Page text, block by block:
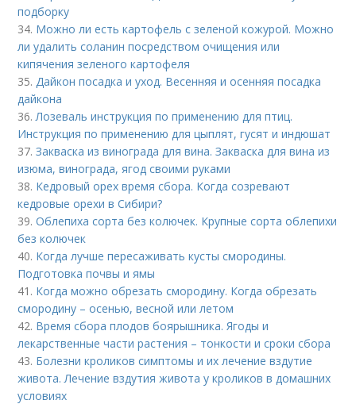
подборку
34. Можно ли есть картофель с зеленой кожурой. Можно
ли удалить соланин посредством очищения или
кипячения зеленого картофеля
35.Дайкон посадка и уход. Весенняя и осенняя посадка
дайкона
36.Лозеваль инструкция по применению для птиц.
Инструкция по применению для цыплят, гусят и индюшат
37.Закваска из винограда для вина. Закваска для вина из
изюма, винограда, ягод своими руками
38. Кедровый орех время сбора. Когда созревают
кедровые орехи в Сибири?
39.Облепиха сорта без колючек. Крупные сорта облепихи
без колючек
40. Когда лучше пересаживать кусты смородины.
Подготовка почвы и ямы
41. Когда можно обрезать смородину. Когда обрезать
смородину – осенью, весной или летом
42. Время сбора плодов боярышника. Ягоды и
лекарственные части растения – тонкости и сроки сбора
43. Болезни кроликов симптомы и их лечение вздутие
живота. Лечение вздутия живота у кроликов в домашних
условиях